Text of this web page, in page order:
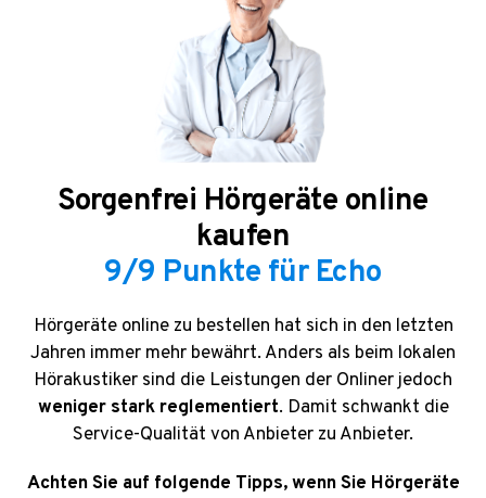
Sorgenfrei Hörgeräte online
kaufen
9/9 Punkte für Echo
Hörgeräte online zu bestellen hat sich in den letzten
Jahren immer mehr bewährt. Anders als beim lokalen
Hörakustiker sind die Leistungen der Onliner jedoch
weniger stark reglementiert. Damit schwankt die
Service-Qualität von Anbieter zu Anbieter.
Achten Sie auf folgende Tipps, wenn Sie Hörgeräte